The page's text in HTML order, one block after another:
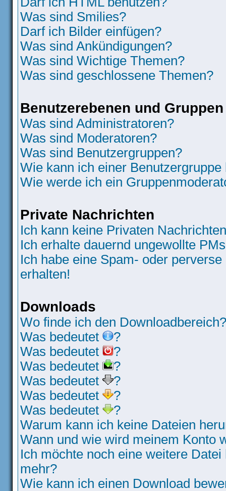
Was sind Smilies?
Darf ich Bilder einfügen?
Was sind Ankündigungen?
Was sind Wichtige Themen?
Was sind geschlossene Themen?
Benutzerebenen und Gruppen
Was sind Administratoren?
Was sind Moderatoren?
Was sind Benutzergruppen?
Wie kann ich einer Benutzergruppe
Wie werde ich ein
Private Nachrichten
Ich kann keine Privaten
Ich erhalte dauernd ungewollte
Ich habe eine Spam- oder
erhalten!
Downloads
Wo finde ich den Downloadbereich?
Was bedeutet
?
Was bedeutet
?
Was bedeutet
?
Was bedeutet
?
Was bedeutet
?
Was bedeutet
?
Warum kann ich keine Dateien
Wann und wie wird meinem Konto
Ich möchte noch eine weitere
mehr?
Wie kann ich einen Download